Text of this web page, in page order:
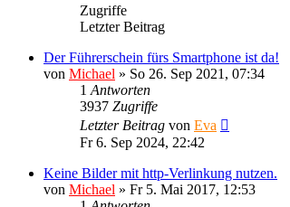
Zugriffe
Letzter Beitrag
Der Führerschein fürs Smartphone ist da!
von Michael » So 26. Sep 2021, 07:34
1 Antworten
3937 Zugriffe
Letzter Beitrag von Eva
Fr 6. Sep 2024, 22:42
Keine Bilder mit http-Verlinkung nutzen.
von Michael » Fr 5. Mai 2017, 12:53